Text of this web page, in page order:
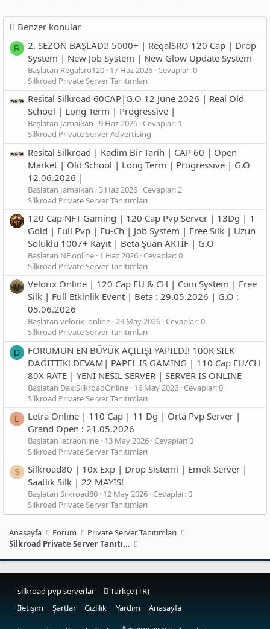
Benzer konular
R
2. SEZON BAŞLADI! 5000+ | RegalSRO 120 Cap | Drop
System | New Job System | New Glow Update System
Başlatan Regalsro120 17 Haz 2026 Cevaplar: 0
Silkroad Private Server Tanıtımları
Resital Silkroad 60CAP|G.O 12 June 2026 | Real Old
School | Long Term | Progressive |
Başlatan Jamaikan 9 Haz 2026 Cevaplar: 1
Silkroad Private Server Advertising
Resital Silkroad | Kadim Bir Tarih | CAP 60 | Open
Market | Old School | Long Term | Progressive | G.O
12.06.2026 |
Başlatan Jamaikan 3 Haz 2026 Cevaplar: 2
Silkroad Private Server Tanıtımları
120 Cap NFT Gaming | 120 Cap Pvp Server | 13Dg | 1
Gold | Full Pvp | Eu-Ch | Job System | Free Silk | Uzun
Soluklu 1007+ Kayıt | Beta Şuan AKTİF | G.O
Başlatan NF.online 1 Haz 2026 Cevaplar: 0
Silkroad Private Server Tanıtımları
Velorix Online | 120 Cap EU & CH | Coin System | Free
Silk | Full Etkinlik Event | Beta : 29.05.2026 | G.O :
05.06.2026
Başlatan velorix_online 23 May 2026 Cevaplar: 0
Silkroad Private Server Tanıtımları
D
FORUMUN EN BÜYÜK AÇILIŞI YAPILDI! 100K SILK
DAĞITTIK! DEVAM| PAPEL IS GAMING | 110 Cap EU/CH
80X RATE | YENI NESIL SERVER | SERVER İS ONLİNE
Başlatan DaxiSilkroadOnline 16 May 2026 Cevaplar: 0
Silkroad Private Server Tanıtımları
L
Letra Online | 110 Cap | 11 Dg | Orta Pvp Server |
Grand Open : 21.05.2026
Başlatan letraonline 13 May 2026 Cevaplar: 0
Silkroad Private Server Tanıtımları
S
Silkroad80 | 10x Exp | Drop Sistemi | Emek Server |
Saatlik Silk | 22 MAYIS!
Başlatan Silkroad80 12 May 2026 Cevaplar: 0
Silkroad Private Server Tanıtımları
Anasayfa Forum
Private Server Tanıtımları
Silkroad Private Server Tanıtımları
silkroad pvp serverlar
Türkçe (TR)
İletişim
Şartlar Gizlilik Yardım Anasayfa